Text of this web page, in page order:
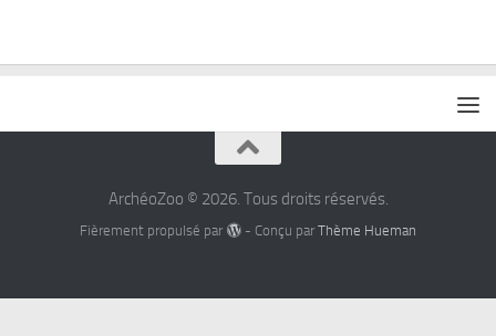
ArchéoZoo © 2026. Tous droits réservés.
Fièrement propulsé par - Conçu par Thème Hueman